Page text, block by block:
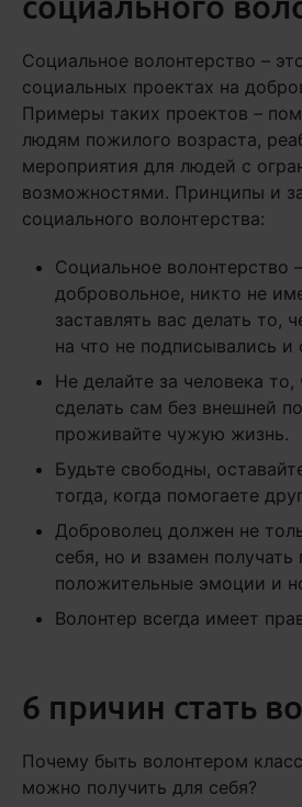
Социальное волонтерство –
социальных проектах на
Примеры таких проектов –
людям пожилого возраста,
мероприятия для людей с
возможностями. Принципы и
социального волонтерства:
Социальное волонтерство
добровольное, никто не
заставлять вас делать то,
на что не подписывались и
Не делайте за человека
сделать сам без внешней
проживайте чужую жизнь.
Будьте свободны,
тогда, когда помогаете
Доброволец должен не
себя, но и взамен получать
положительные эмоции и
Волонтер всегда имеет
6 причин стать
Почему быть волонтером
можно получить для себя?